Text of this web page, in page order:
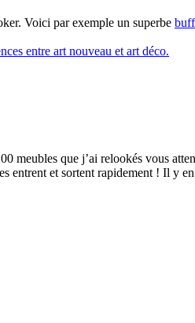
Voici par exemple un superbe
entre art nouveau et art déco.
meubles que j’ai relookés vous
entrent et sortent rapidement ! Il y